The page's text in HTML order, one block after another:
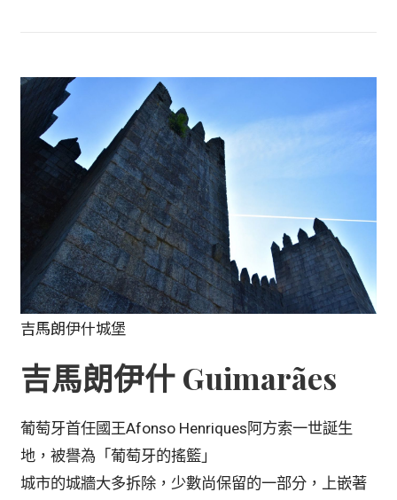
吉馬朗伊什城堡
吉馬朗伊什 Guimarães
葡萄牙首任國王Afonso Henriques阿方索一世誕生
地，被譽為「葡萄牙的搖籃」
城市的城牆大多拆除，少數尚保留的一部分，上嵌著